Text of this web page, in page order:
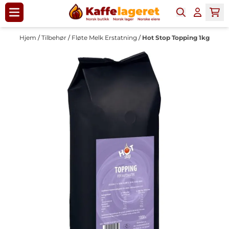
Hopp til innhold
Hjem /Tilbehør / Fløte Melk Erstatning / Hot Stop Topping 1kg